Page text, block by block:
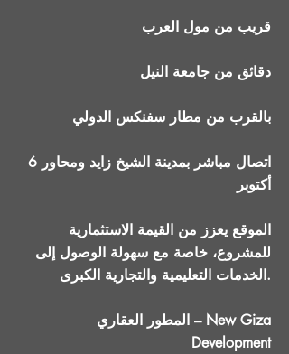
قريب من مول العرب
دقائق من جامعة النيل
بالقرب من مطار سفنكس الدولي
اتصال مباشر بمدينة الشيخ زايد ومحاور 6
أكتوبر
الموقع يعزز من القيمة الاستثمارية
للمشروع، خاصة مع سهولة الوصول إلى
الخدمات التعليمية والتجارية الكبرى.
المطور العقاري – New Giza
Development